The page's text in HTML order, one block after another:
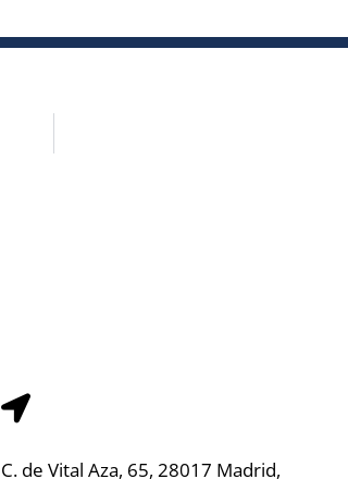
C. de Vital Aza, 65, 28017 Madrid,